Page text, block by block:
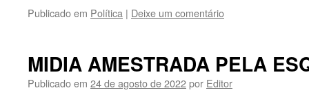
Publicado em Política | Deixe um comentário
MIDIA AMESTRADA PELA
Publicado em 24 de agosto de 2022por Editor